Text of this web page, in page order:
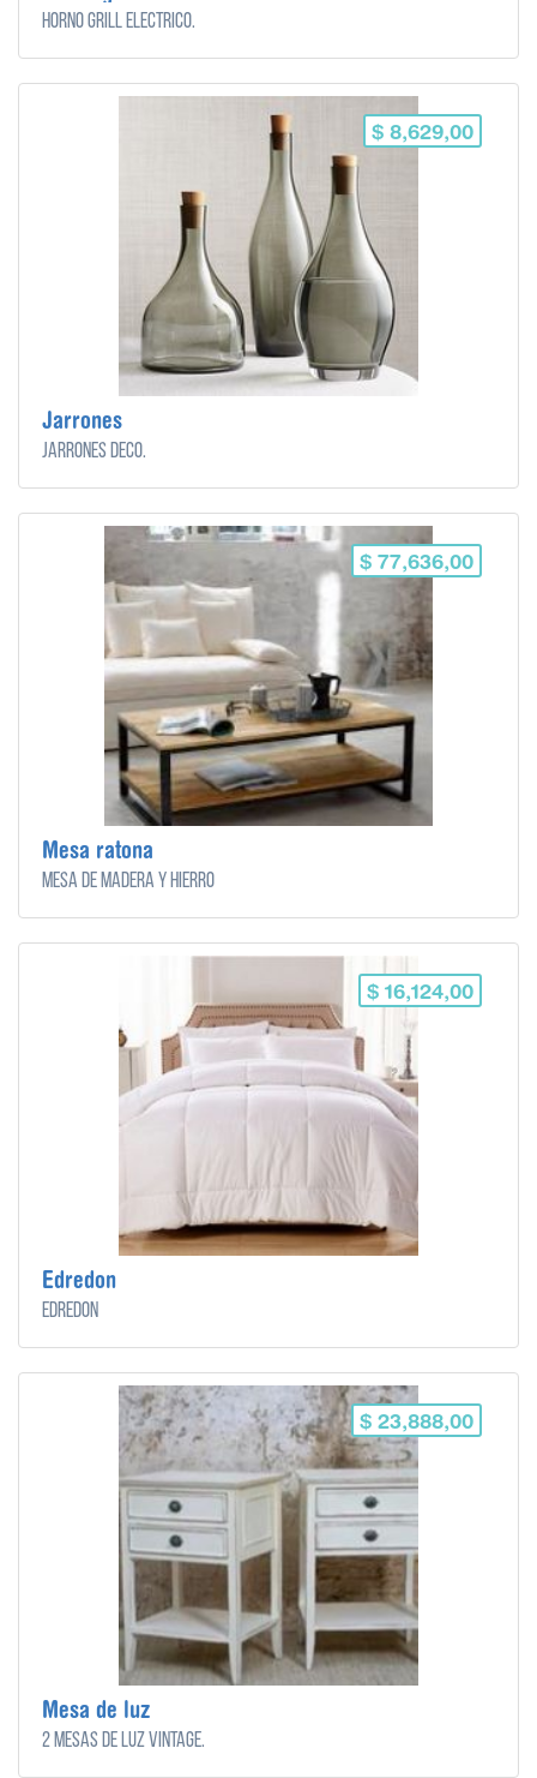
Horno grill eléctrico.
$ 8,629,00
Jarrones
Jarrones Deco.
$ 77,636,00
Mesa ratona
Mesa de madera y hierro
$ 16,124,00
Edredon
Edredon
$ 23,888,00
Mesa de luz
2 Mesas de luz vintage.